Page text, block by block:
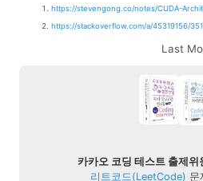
https://stevengong.co/notes/CUDA-
https://stackoverflow.com/a/45319156/
Last
카카오 코딩 테스트 출제위
리트코드(LeetCode) 문